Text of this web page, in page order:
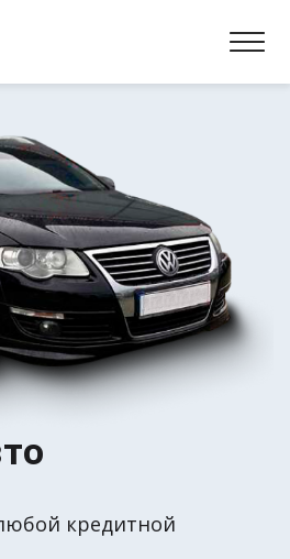
кредитной